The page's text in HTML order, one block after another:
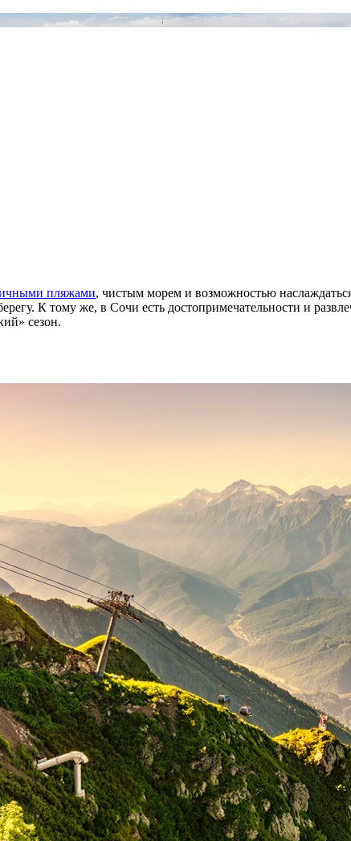
пляжами, чистым морем и возможностью
К тому же, в Сочи есть достопримечательности и
сезон.